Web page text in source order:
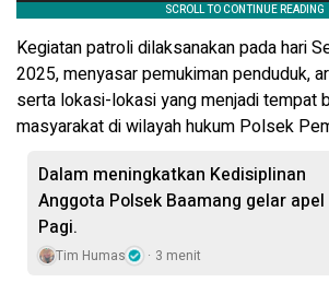
Kegiatan patroli dilaksanakan pada hari
2025, menyasar pemukiman penduduk,
serta lokasi-lokasi yang menjadi tempat
masyarakat di wilayah hukum Polsek
Dalam meningkatkan Kedisiplinan
Anggota Polsek Baamang gelar apel
Pagi.
Tim Humas 3 menit